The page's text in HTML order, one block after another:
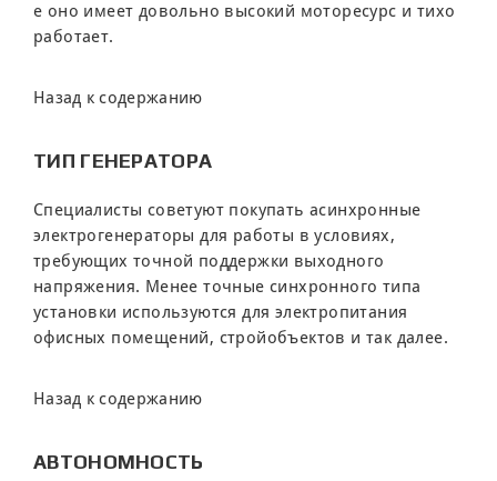
е оно имеет довольно высокий моторесурс и тихо
работает.
Назад к содержанию
ТИП ГЕНЕРАТОРА
Специалисты советуют покупать асинхронные
электрогенераторы для работы в условиях,
требующих точной поддержки выходного
напряжения. Менее точные синхронного типа
установки используются для электропитания
офисных помещений, стройобъектов и так далее.
Назад к содержанию
АВТОНОМНОСТЬ